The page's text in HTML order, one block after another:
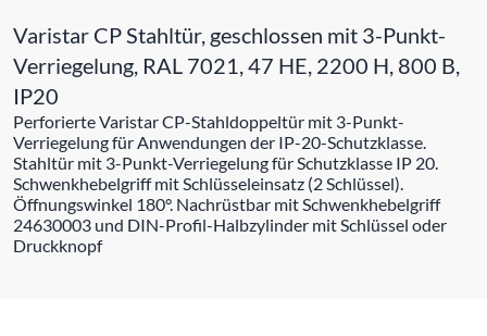
Varistar CP Stahltür, geschlossen mit 3-Punkt-
Verriegelung, RAL 7021, 47 HE, 2200 H, 800 B,
IP20
Perforierte Varistar CP-Stahldoppeltür mit 3-Punkt-
Verriegelung für Anwendungen der IP-20-Schutzklasse.
Stahltür mit 3-Punkt-Verriegelung für Schutzklasse IP 20.
Schwenkhebelgriff mit Schlüsseleinsatz (2 Schlüssel).
Öffnungswinkel 180°. Nachrüstbar mit Schwenkhebelgriff
24630003 und DIN-Profil-Halbzylinder mit Schlüssel oder
Druckknopf